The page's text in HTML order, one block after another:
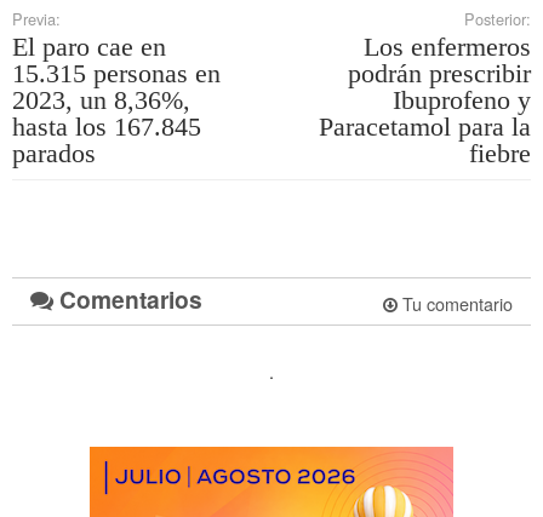
Previa:
El paro cae en
15.315 personas en
2023, un 8,36%,
hasta los 167.845
parados
Posterior:
Los enfermeros
podrán prescribir
Ibuprofeno y
Paracetamol para la
fiebre
Comentarios Tu comentario
.